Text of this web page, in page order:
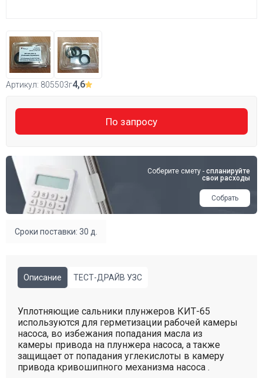
Артикул: 805503г4,6
По запросу
Соберите смету - спланируйте
свои расходы
Собрать
Сроки поставки: 30 д.
Описание ТЕСТ-ДРАЙВ УЗС
Уплотняющие сальники плунжеров КИТ-65
используются для герметизации рабочей камеры
насоса, во избежания попадания масла из
камеры привода на плунжера насоса, а также
защищает от попадания углекислоты в камеру
привода кривошипного механизма насоса .